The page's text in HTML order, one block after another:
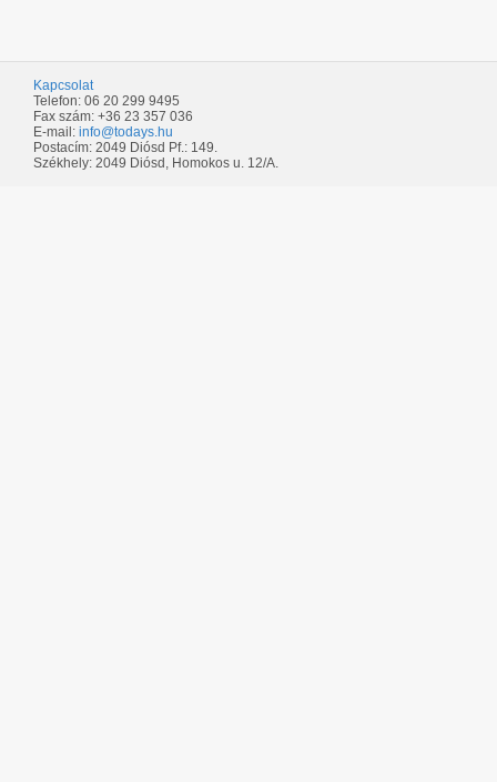
Kapcsolat
Telefon: 06 20 299 9495
Fax szám: +36 23 357 036
E-mail: info@todays.hu
Postacím: 2049 Diósd Pf.: 149.
Székhely: 2049 Diósd, Homokos u. 12/A.